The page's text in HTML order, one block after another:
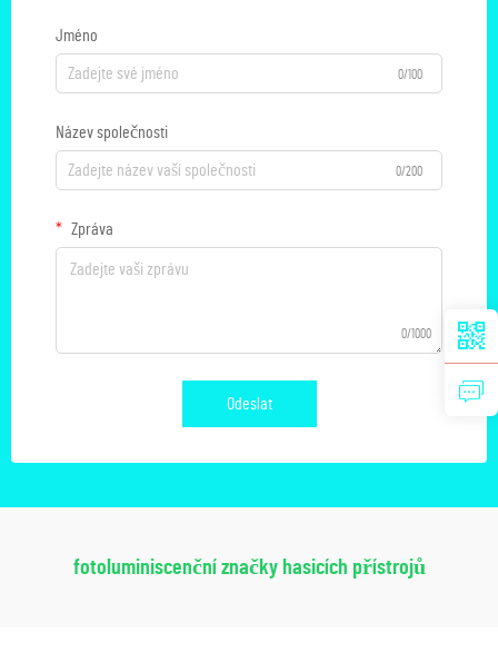
Jméno
0/100
Název společnosti
0/200
Zpráva
0/1000
Odeslat
fotoluminiscenční značky hasicích přístrojů